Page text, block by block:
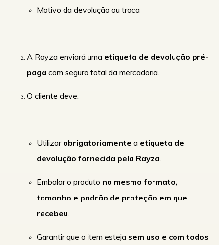
Motivo da devolução ou troca
A Rayza enviará uma etiqueta de devolução pré-
paga com seguro total da mercadoria.
O cliente deve:
Utilizar obrigatoriamente a etiqueta de
devolução fornecida pela Rayza.
Embalar o produto no mesmo formato,
tamanho e padrão de proteção em que
recebeu.
Garantir que o item esteja sem uso e com todos